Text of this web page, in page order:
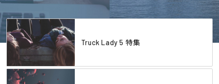
Truck Lady 5 特集